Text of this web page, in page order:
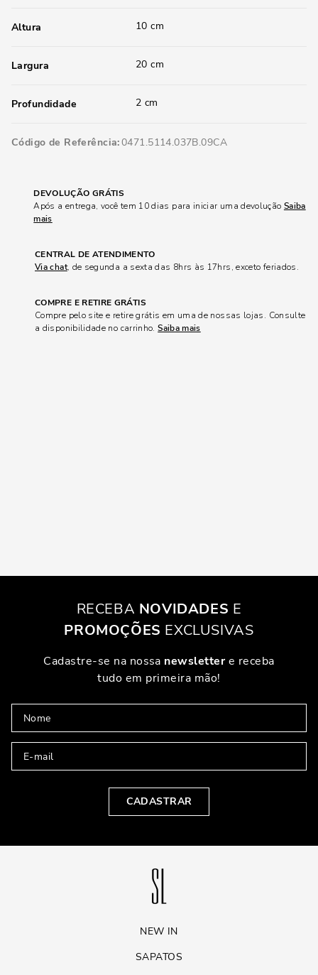
Altura 10 cm
Largura 20 cm
Profundidade 2 cm
Código de Referência 0471.5114.037B.09CA
DEVOLUÇÃO GRÁTIS
Após a entrega, você tem 10 dias para iniciar uma devolução Saiba
mais
CENTRAL DE ATENDIMENTO
Via chat, de segunda a sexta das 8hrs às 17hrs, exceto feriados.
COMPRE E RETIRE GRÁTIS
Compre pelo site e retire grátis em uma de nossas lojas. Consulte
a disponibilidade no carrinho.Saiba mais
RECEBA NOVIDADES E
PROMOÇÕES EXCLUSIVAS
Cadastre-se na nossa newslettere receba
tudo em primeira mão!
CADASTRAR
NEW IN
SAPATOS